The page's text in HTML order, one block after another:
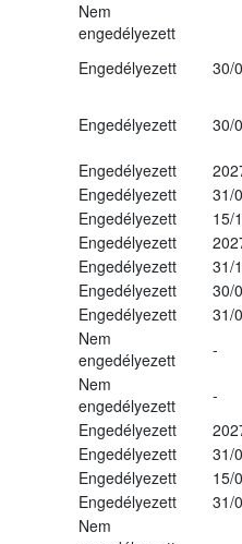
Nem
engedélyezett
Engedélyezett
30/
Engedélyezett 30/
Engedélyezett
Engedélyezett
31/
Engedélyezett
15/
Engedélyezett
Engedélyezett
31/
Engedélyezett
30/
Engedélyezett
31/
Nem
engedélyezett
-
Nem
engedélyezett
-
Engedélyezett
Engedélyezett
31/
Engedélyezett
15/
Engedélyezett 31/
Nem